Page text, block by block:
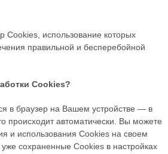
использование которых
правильной и бесперебойной
Сookies?
в браузер на Вашем устройстве — в
происходит автоматически. Вы можете
и использования Cookies на своем
уже сохраненные Cookies в настройках